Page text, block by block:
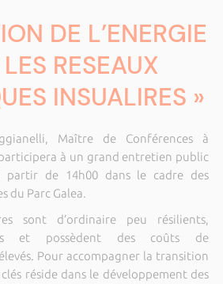
DE L’ENERGIE
RESEAUX
INSUALIRES »
Maître de Conférences à
participera à un grand entretien public
partir de 14h00 dans le cadre des
du Parc Galea.
sont d’ordinaire peu résilients,
et possèdent des coûts de
Pour accompagner la transition
réside dans le développement des